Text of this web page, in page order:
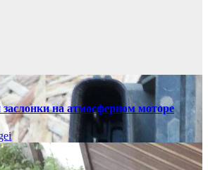
заслонки на атмосферном моторе